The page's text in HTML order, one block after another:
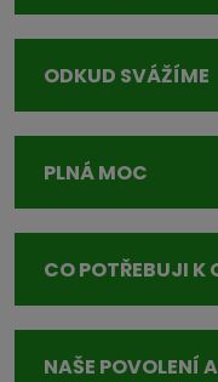
ODKUD SVÁŽÍME
PLNÁ MOC
CO POTŘEBUJI K
NAŠE POVOLENÍ